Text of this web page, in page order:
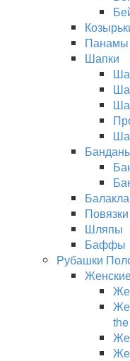
Панамы
Шапки
Шляпы
Баффы
Рубашки